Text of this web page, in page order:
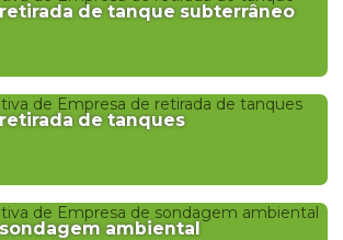
de tanque subterrâneo
de tanques
ambiental